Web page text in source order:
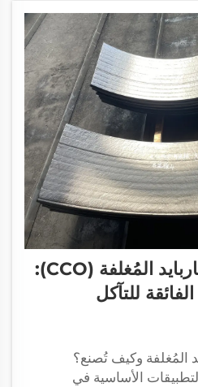
فهم طبقة الكروم كاربايد المُغلفة (CCO):
للتآكل
المُغلفة وكيف تُصنع؟
الأساسية في